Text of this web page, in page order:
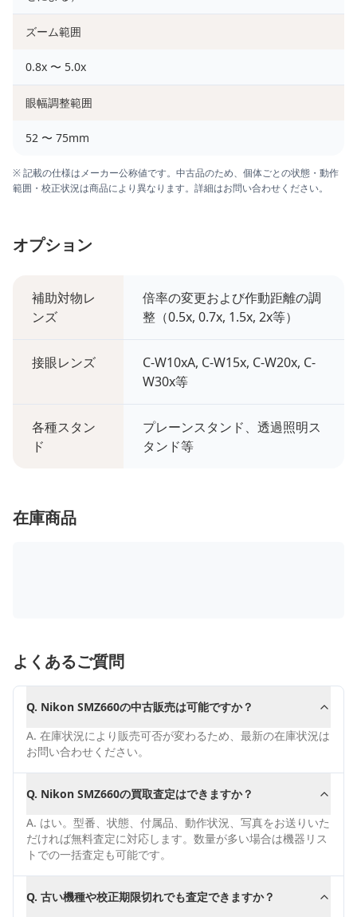
ズーム範囲
0.8x 〜 5.0x
眼幅調整範囲
52 〜 75mm
※ 記載の仕様はメーカー公称値です。中古品のため、個体ごとの状態・動作
範囲・校正状況は商品により異なります。詳細はお問い合わせください。
オプション
補助対物レ
ンズ
倍率の変更および作動距離の調
整（0.5x, 0.7x, 1.5x, 2x等）
接眼レンズ
C-W10xA, C-W15x, C-W20x, C-
W30x等
各種スタン
ド
プレーンスタンド、透過照明ス
タンド等
在庫商品
よくあるご質問
Q. Nikon SMZ660の中古販売は可能ですか？
A. 在庫状況により販売可否が変わるため、最新の在庫状況は
お問い合わせください。
Q. Nikon SMZ660の買取査定はできますか？
A. はい。型番、状態、付属品、動作状況、写真をお送りいた
だければ無料査定に対応します。数量が多い場合は機器リス
トでの一括査定も可能です。
Q. 古い機種や校正期限切れでも査定できますか？